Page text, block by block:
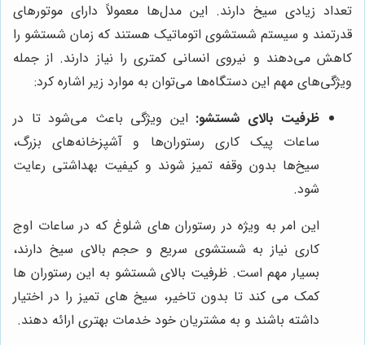
تعداد زیادی سیخ دارند. این مدل‌ها معمولاً دارای موتورهای
قدرتمند و سیستم شستشوی اتوماتیک هستند که زمان شستشو را
کاهش می‌دهند و نیروی انسانی کمتری را نیاز دارند. از جمله
ویژگی‌های مهم این دستگاه‌ها می‌توان به موارد زیر اشاره کرد:
ظرفیت بالای شستشو: این ویژگی باعث می‌شود تا در
ساعات پیک کاری رستوران‌ها و آشپزخانه‌های بزرگ،
سیخ‌ها بدون وقفه تمیز شوند و کیفیت بهداشتی رعایت
شود.
این امر به ویژه در رستوران های شلوغ که در ساعات اوج
کاری نیاز به شستشوی سریع و حجم بالای سیخ دارند،
بسیار مهم است. ظرفیت بالای شستشو به این رستوران ها
کمک می کند تا بدون تاخیر، سیخ های تمیز را در اختیار
داشته باشند و به مشتریان خود خدمات بهتری ارائه دهند.